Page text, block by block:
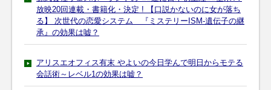
放映20回連載・書籍化・決定 ! 【口説かないのに女が落ち
る】 次世代の恋愛システム 『ミステリーISM-遺伝子の継
承』の効果は嘘？
アリスエオフィス有末 やよいの今日学んで明日からモテる
会話術～レベル1の効果は嘘？